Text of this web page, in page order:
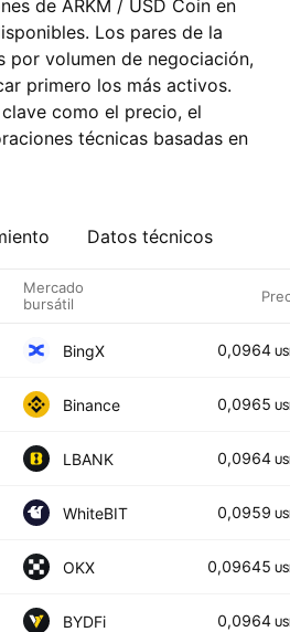
de ARKM / USD Coin en
Los pares de la
por volumen de negociación,
primero los más activos.
como el precio, el
técnicas basadas en
Datos técnicos
Mercado
bursátil
BingX 0,0964
Binance 0,0965
LBANK 0,0964
WhiteBIT 0,0959
OKX 0,09645
BYDFi 0,0964